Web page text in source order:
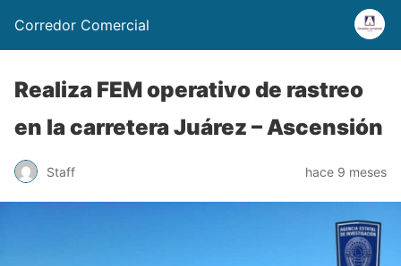
Corredor Comercial
Realiza FEM operativo de rastreo
en la carretera Juárez – Ascensión
Staff hace 9 meses